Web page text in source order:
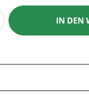
Gib den IN DEN